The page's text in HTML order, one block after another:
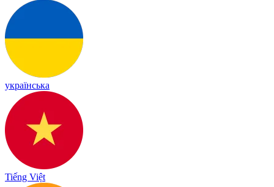
українська
Tiếng Việt